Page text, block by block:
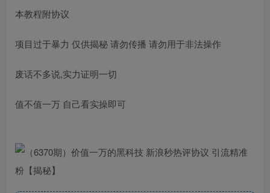
本教程附协议
项目过于暴力 仅供揭秘 请勿传播 请勿用于非法操作
废话不多说,实力证明一切
值不值一万 自己看实操即可